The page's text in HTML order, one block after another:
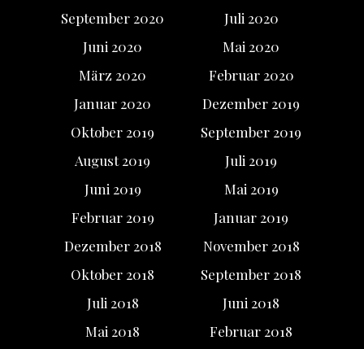
September 2020
Juli 2020
Juni 2020
Mai 2020
März 2020
Februar 2020
Januar 2020
Dezember 2019
Oktober 2019
September 2019
August 2019
Juli 2019
Juni 2019
Mai 2019
Februar 2019
Januar 2019
Dezember 2018
November 2018
Oktober 2018
September 2018
Juli 2018
Juni 2018
Mai 2018
Februar 2018